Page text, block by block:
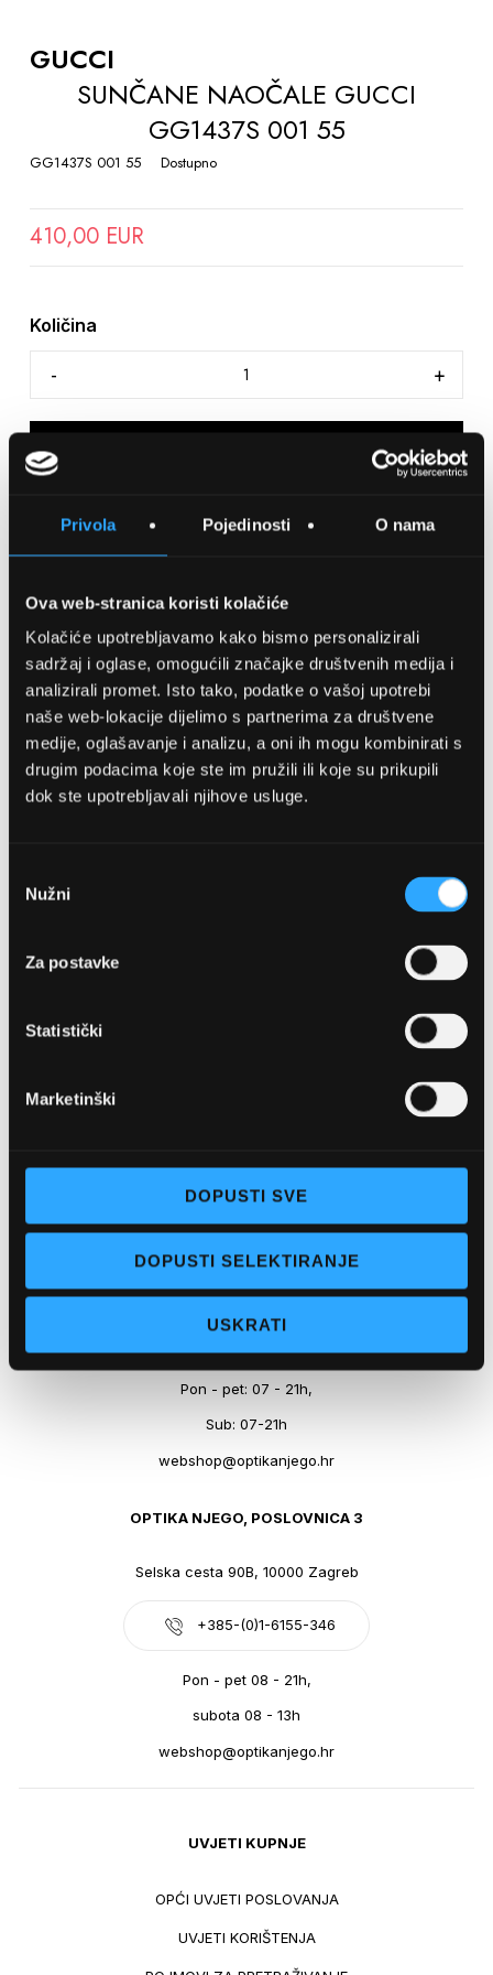
Privola Pojedinosti O nama
Ova web-stranica koristi kolačiće
Kolačiće upotrebljavamo kako bismo personalizirali
sadržaj i oglase, omogućili značajke društvenih medija i
analizirali promet. Isto tako, podatke o vašoj upotrebi
naše web-lokacije dijelimo s partnerima za društvene
medije, oglašavanje i analizu, a oni ih mogu kombinirati s
drugim podacima koje ste im pružili ili koje su prikupili
dok ste upotrebljavali njihove usluge.
pristanka
Nužni
Za postavke
Statistički
Marketinški
DOPUSTI SVE
DOPUSTI SELEKTIRANJE
USKRATI
THE
BEGINNING
GALLERY
GUCCI
SUNČANE NAOČALE GUCCI
GG1437S 001 55
GG1437S 001 55 Dostupno
410,00 EUR
Količina
SPREMITE NA LISTU ŽELJA
Detalji
Podijeli s prijateljima
webshop@optikanjego.hr
OPTIKA NJEGO, POSLOVNICA 2
+385-(0)21-612-709
Pon - pet: 07 - 21h,
Sub: 07-21h
webshop@optikanjego.hr
OPTIKA NJEGO, POSLOVNICA 3
Selska cesta 90B, 10000 Zagreb
+385-(0)1-6155-346
Pon - pet 08 - 21h,
subota 08 - 13h
webshop@optikanjego.hr
UVJETI KUPNJE
OPĆI UVJETI POSLOVANJA
UVJETI KORIŠTENJA